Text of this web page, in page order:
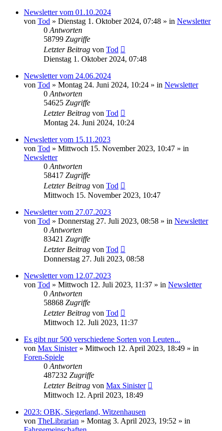
Newsletter vom 01.10.2024
von Tod » Dienstag 1. Oktober 2024, 07:48 » in Newsletter
0 Antworten
58799 Zugriffe
Letzter Beitrag von Tod
Dienstag 1. Oktober 2024, 07:48
Newsletter vom 24.06.2024
von Tod » Montag 24. Juni 2024, 10:24 » in Newsletter
0 Antworten
54625 Zugriffe
Letzter Beitrag von Tod
Montag 24. Juni 2024, 10:24
Newsletter vom 15.11.2023
von Tod » Mittwoch 15. November 2023, 10:47 » in
Newsletter
0 Antworten
58417 Zugriffe
Letzter Beitrag von Tod
Mittwoch 15. November 2023, 10:47
Newsletter vom 27.07.2023
von Tod » Donnerstag 27. Juli 2023, 08:58 » in Newsletter
0 Antworten
83421 Zugriffe
Letzter Beitrag von Tod
Donnerstag 27. Juli 2023, 08:58
Newsletter vom 12.07.2023
von Tod » Mittwoch 12. Juli 2023, 11:37 » in Newsletter
0 Antworten
58868 Zugriffe
Letzter Beitrag von Tod
Mittwoch 12. Juli 2023, 11:37
Es gibt nur 500 verschiedene Sorten von Leuten...
von Max Sinister» Mittwoch 12. April 2023, 18:49 » in
Foren-Spiele
0 Antworten
487232 Zugriffe
Letzter Beitrag von Max Sinister
Mittwoch 12. April 2023, 18:49
2023: OBK, Siegerland, Witzenhausen
von TheLibrarian » Montag 3. April 2023, 19:52 » in